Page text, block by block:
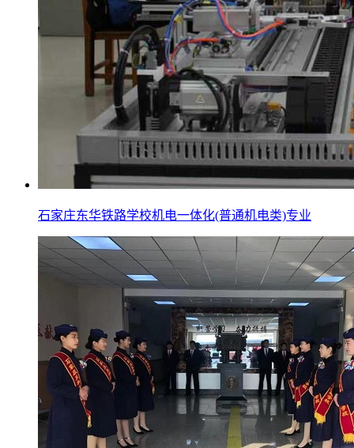
石家庄东华铁路学校机电一体化(普通机电类)专业